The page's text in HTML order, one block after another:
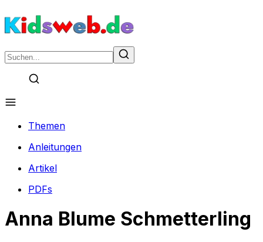
Themen
Anleitungen
Artikel
PDFs
Anna Blume Schmetterling